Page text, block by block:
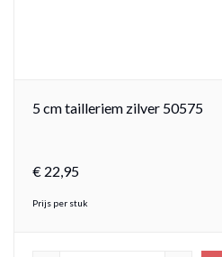
5 cm tailleriem zilver 50575
€ 22,95
Prijs per stuk